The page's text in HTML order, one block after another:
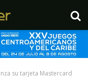
su tarjeta Mastercard